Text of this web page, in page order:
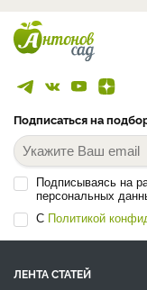
Подписаться на
Подписываясь на
персональных
С Политикой
ЛЕНТА СТАТЕЙ